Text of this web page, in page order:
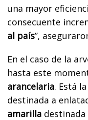
una mayor
consecuente
al país”,
En el caso de la
hasta este
arancelaria. Está la
destinada a
amarilla